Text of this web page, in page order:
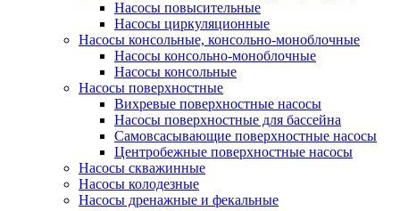
Насосы повысительные
Насосы циркуляционные
Насосы консольные, консольно-моноблочные
Насосы консольно-моноблочные
Насосы консольные
Насосы поверхностные
Вихревые поверхностные насосы
Насосы поверхностные для бассейна
Самовсасывающие поверхностные насосы
Центробежные поверхностные насосы
Насосы скважинные
Насосы колодезные
Насосы дренажные и фекальные